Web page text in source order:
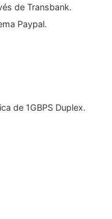
de Transbank.
Paypal.
de 1GBPS Duplex.